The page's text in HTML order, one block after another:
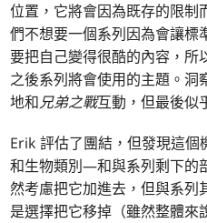
位置，它將會因為既存的限制
們不想要一個系列因為會讓標
要把自己變得很酷的內容，所
之後系列將會使用的主題。
地和兄弟之戰互動，但最後似
Erik 評估了團結，但發現這
和生物類別—和與系列剩下的
然考慮把它加進去，但與系列
是選擇把它移掉（雖然整體來